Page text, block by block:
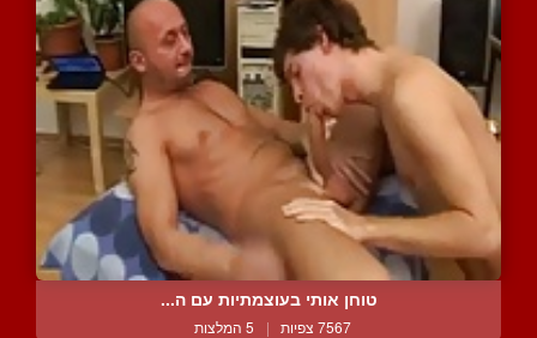
טוחן אותי בעוצמתיות עם ה...
7567 צפיות | 5 המלצות